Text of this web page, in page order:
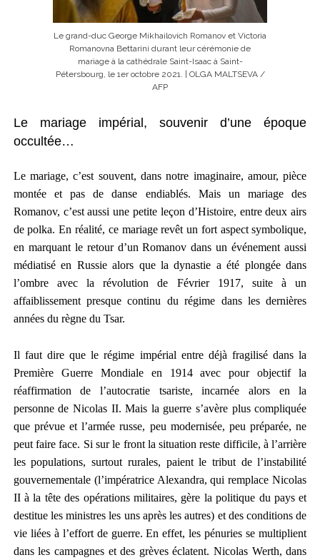
Le grand-duc George Mikhailovich Romanov et Victoria
Romanovna Bettarini durant leur cérémonie de
mariage à la cathédrale Saint-Isaac à Saint-
Pétersbourg, le 1er octobre 2021. | OLGA MALTSEVA /
AFP
Le mariage impérial, souvenir d’une époque
occultée…
Le mariage, c’est souvent, dans notre imaginaire, amour, pièce
montée et pas de danse endiablés. Mais un mariage des
Romanov, c’est aussi une petite leçon d’Histoire, entre deux airs
de polka. En réalité, ce mariage revêt un fort aspect symbolique,
en marquant le retour d’un Romanov dans un événement aussi
médiatisé en Russie alors que la dynastie a été plongée dans
l’ombre avec la révolution de Février 1917, suite à un
affaiblissement presque continu du régime dans les dernières
années du règne du Tsar.
Il faut dire que le régime impérial entre déjà fragilisé dans la
Première Guerre Mondiale en 1914 avec pour objectif la
réaffirmation de l’autocratie tsariste, incarnée alors en la
personne de Nicolas II. Mais la guerre s’avère plus compliquée
que prévue et l’armée russe, peu modernisée, peu préparée, ne
peut faire face. Si sur le front la situation reste difficile, à l’arrière
les populations, surtout rurales, paient le tribut de l’instabilité
gouvernementale (l’impératrice Alexandra, qui remplace Nicolas
II à la tête des opérations militaires, gère la politique du pays et
destitue les ministres les uns après les autres) et des conditions de
vie liées à l’effort de guerre. En effet, les pénuries se multiplient
dans les campagnes et des grèves éclatent. Nicolas Werth, dans